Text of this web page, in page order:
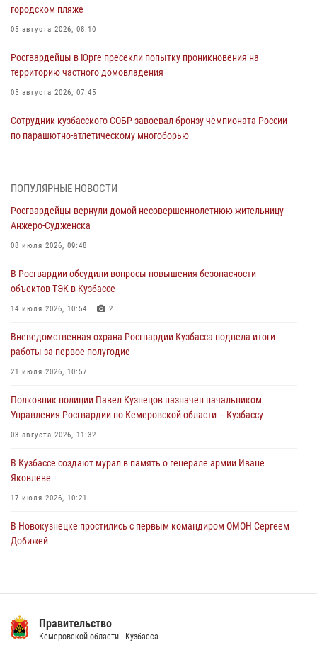
городском пляже
05 августа 2026, 08:10
Росгвардейцы в Юрге пресекли попытку проникновения на
территорию частного домовладения
05 августа 2026, 07:45
Сотрудник кузбасского СОБР завоевал бронзу чемпионата России
по парашютно-атлетическому многоборью
Кузбассовцы высоко оценили качество предоставления
04 августа 2026, 09:42
Росгвардейцы помогли разыскать троих юных путешественников из
04 августа 2026, 08:42
Росгвардейцы задержали нарушителя общественного порядка в
04 августа 2026, 07:41
Кемеровские росгвардейцы пресекли попытку хищения товара
04 августа 2026, 06:32
ПОПУЛЯРНЫЕ НОВОСТИ
Росгвардейцы вернули домой несовершеннолетнюю жительницу
Анжеро-Судженска
08 июля 2026, 09:48
В Росгвардии обсудили вопросы повышения безопасности
объектов ТЭК в Кузбассе
14 июля 2026, 10:54 2
Вневедомственная охрана Росгвардии Кузбасса подвела итоги
работы за первое полугодие
21 июля 2026, 10:57
Полковник полиции Павел Кузнецов назначен начальником
Управления Росгвардии по Кемеровской области – Кузбассу
03 августа 2026, 11:32
В Кузбассе создают мурал в память о генерале армии Иване
Яковлеве
17 июля 2026, 10:21
В Новокузнецке простились с первым командиром ОМОН Сергеем
Добижей
14 июля 2026, 08:52 1
Правительство
Кемеровской области - Кузбасса